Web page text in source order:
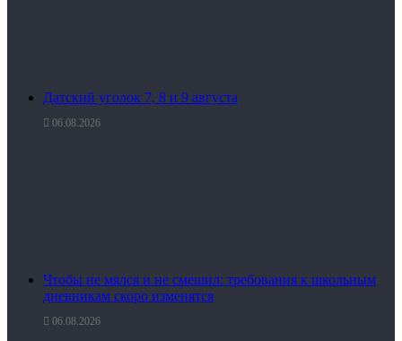
Датский уголок 7, 8 и 9 августа
06.08.2026
Чтобы не мялся и не смешил: требования к школьным
дневникам скоро изменятся
06.08.2026